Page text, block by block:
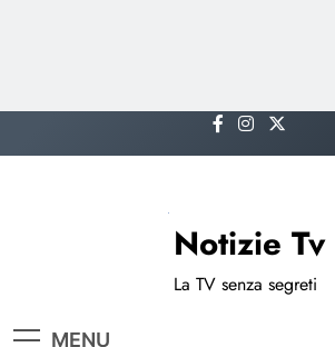
to
Notizie Tv
La TV senza segreti
MENU